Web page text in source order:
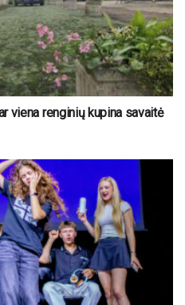
viena renginių kupina savaitė